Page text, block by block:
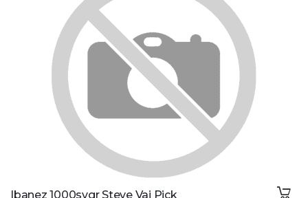
Ibanez 1000svgr Steve Vai Pick